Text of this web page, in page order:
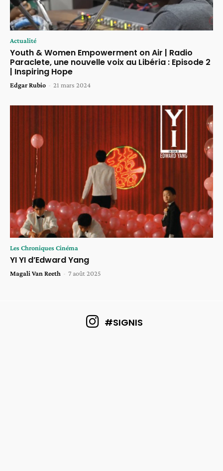
Actualité
Youth & Women Empowerment on Air | Radio
Paraclete, une nouvelle voix au Libéria : Episode 2
| Inspiring Hope
Edgar Rubio - 21 mars 2024
Les Chroniques Cinéma
YI YI d’Edward Yang
Magali Van Reeth - 7 août 2025
#SIGNIS